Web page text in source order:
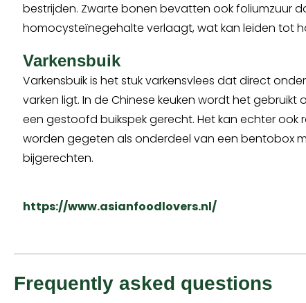
bestrijden. Zwarte bonen bevatten ook foliumzuur
homocysteïnegehalte verlaagt, wat kan leiden tot
Varkensbuik
Varkensbuik is het stuk varkensvlees dat direct
varken ligt. In de Chinese keuken wordt het gebruikt
een gestoofd buikspek gerecht. Het kan echter ook
worden gegeten als onderdeel van een bentobox
bijgerechten.
https://www.asianfoodlovers.nl/
Frequently asked questions